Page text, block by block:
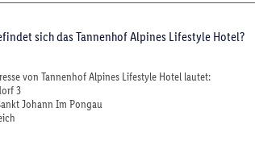
sich das Tannenhof Alpines Lifestyle Hotel?
von Tannenhof Alpines Lifestyle Hotel lautet:
3
Johann Im Pongau